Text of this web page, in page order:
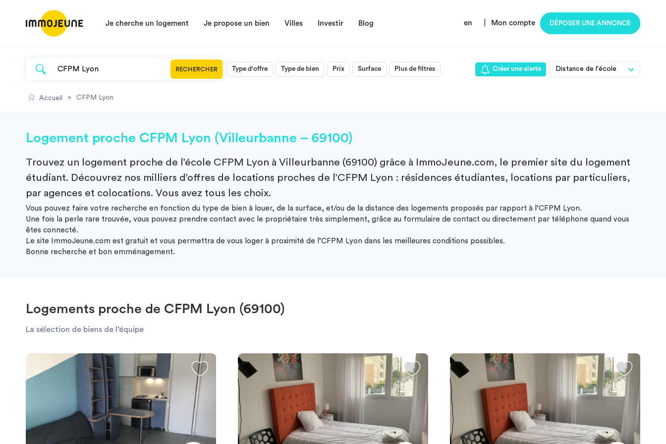
Je cherche un logement Je propose un bien Villes Investir Blog en Mon compte DÉPOSER UNE ANNONCE
RECHERCHER Type d'offre Type de bien Prix Surface Plus de filtres Créer une alerte
Accueil > CFPM Lyon
Logement proche CFPM Lyon (Villeurbanne – 69100)
Trouvez un logement proche de l’école CFPM Lyon à Villeurbanne (69100) grâce à ImmoJeune.com, le premier site du logement
étudiant. Découvrez nos milliers d’offres de locations proches de l’CFPM Lyon : résidences étudiantes, locations par particuliers,
par agences et colocations. Vous avez tous les choix.
Vous pouvez faire votre recherche en fonction du type de bien à louer, de la surface, et/ou de la distance des logements proposés par rapport à l’CFPM Lyon.
Une fois la perle rare trouvée, vous pouvez prendre contact avec le propriétaire très simplement, grâce au formulaire de contact ou directement par téléphone quand vous
êtes connecté.
Le site ImmoJeune.com est gratuit et vous permettra de vous loger à proximité de l’CFPM Lyon dans les meilleures conditions possibles.
Bonne recherche et bon emménagement.
Logements proche de CFPM Lyon (69100)
La sélection de biens de l’équipe